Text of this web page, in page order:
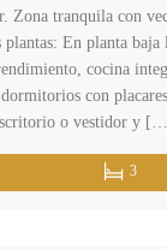
Zona tranquila con
plantas: En planta
cocina
con
o vestidor y
3